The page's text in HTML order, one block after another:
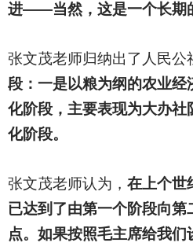
进——当然，这是一个长期
张文茂老师归纳出了人民公
段：一是以粮为纲的农业经
化阶段，主要表现为大办社
化阶段。
张文茂老师认为， 在上个世
已达到了由第一个阶段向第
点。如果按照毛主席给我